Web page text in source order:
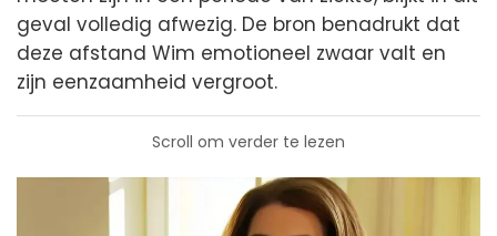
geval volledig afwezig. De bron benadrukt dat
deze afstand Wim emotioneel zwaar valt en
zijn eenzaamheid vergroot.
Scroll om verder te lezen